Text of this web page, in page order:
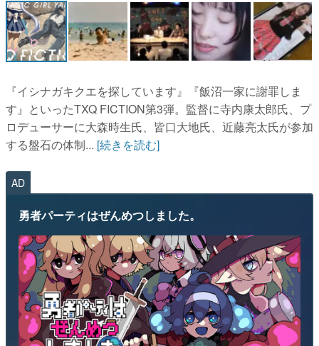
女性向け
アプリレビュー
その他
電ファミニコゲーマーとは？
運営：株式会社マレ
『イシナガキクエを探しています』『飯沼一家に謝罪しま
す』といったTXQ FICTION第3弾。監督に寺内康太郎氏、プ
ロデューサーに大森時生氏、皆口大地氏、近藤亮太氏が参加
する盤石の体制... [続きを読む]
AD
勇者パーティはぜんめつしました。